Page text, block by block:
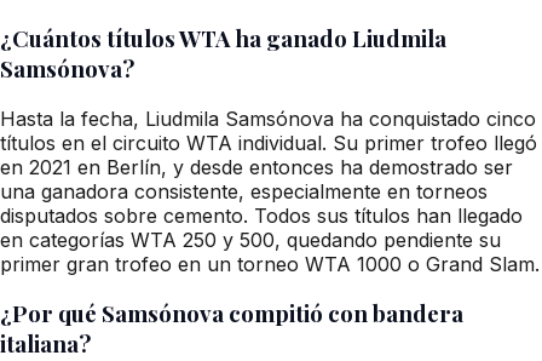
¿Cuántos títulos WTA ha ganado Liudmila
Samsónova?
Hasta la fecha, Liudmila Samsónova ha conquistado cinco
títulos en el circuito WTA individual. Su primer trofeo llegó
en 2021 en Berlín, y desde entonces ha demostrado ser
una ganadora consistente, especialmente en torneos
disputados sobre cemento. Todos sus títulos han llegado
en categorías WTA 250 y 500, quedando pendiente su
primer gran trofeo en un torneo WTA 1000 o Grand Slam.
¿Por qué Samsónova compitió con bandera
italiana?